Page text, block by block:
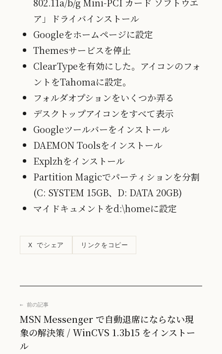
ア」ドライバインストール
Googleをホームページに設定
Themesサービスを停止
ClearTypeを有効にした。アイコンのフォ
ントをTahomaに設定。
フォルダオプションをいくつか弄る
デスクトップアイコンをすべて表示
Googleツールバーをインストール
DAEMON Toolsをインストール
Explzhをインストール
Partition Magicでパーティションを分割
(C: SYSTEM 15GB、D: DATA 20GB)
マイドキュメントをd:\homeに設定
X でシェア リンクをコピー
← 前の記事
MSN Messenger で自動退席にならない現
象の解決策 / WinCVS 1.3b15 をインストー
ル